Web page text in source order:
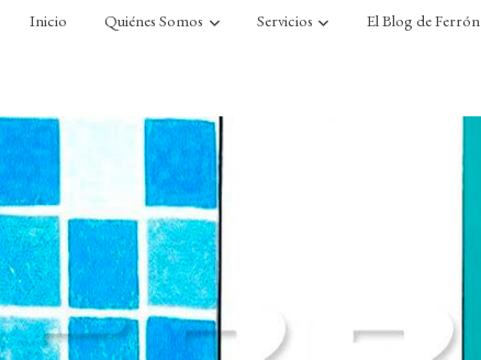
Inicio Quiénes Somos Servicios El Blog de Ferrón